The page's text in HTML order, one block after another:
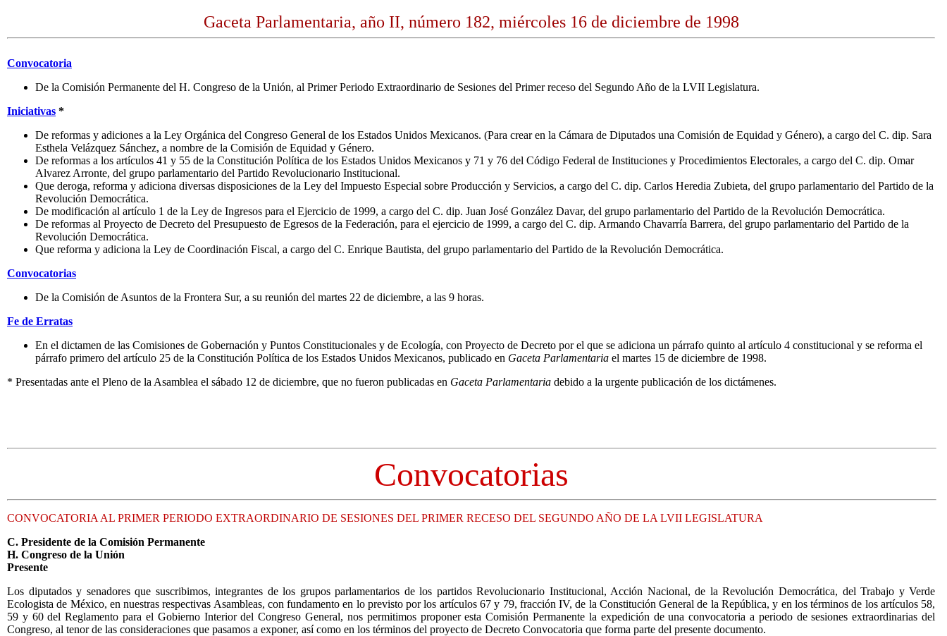
Gaceta Parlamentaria, año II, número 182, miércoles 16 de diciembre de 1998
Convocatoria
De la Comisión Permanente del H. Congreso de la Unión, al Primer Periodo Extraordinario de Sesiones del Primer receso del Segundo Año de la LVII Legislatura.
Iniciativas *
De reformas y adiciones a la Ley Orgánica del Congreso General de los Estados Unidos Mexicanos. (Para crear en la Cámara de Diputados una Comisión de Equidad y Género), a cargo del C. dip. Sara
Esthela Velázquez Sánchez, a nombre de la Comisión de Equidad y Género.
De reformas a los artículos 41 y 55 de la Constitución Política de los Estados Unidos Mexicanos y 71 y 76 del Código Federal de Instituciones y Procedimientos Electorales, a cargo del C. dip. Omar
Alvarez Arronte, del grupo parlamentario del Partido Revolucionario Institucional.
Que deroga, reforma y adiciona diversas disposiciones de la Ley del Impuesto Especial sobre Producción y Servicios, a cargo del C. dip. Carlos Heredia Zubieta, del grupo parlamentario del Partido de la
Revolución Democrática.
De modificación al artículo 1 de la Ley de Ingresos para el Ejercicio de 1999, a cargo del C. dip. Juan José González Davar, del grupo parlamentario del Partido de la Revolución Democrática.
De reformas al Proyecto de Decreto del Presupuesto de Egresos de la Federación, para el ejercicio de 1999, a cargo del C. dip. Armando Chavarría Barrera, del grupo parlamentario del Partido de la
Revolución Democrática.
Que reforma y adiciona la Ley de Coordinación Fiscal, a cargo del C. Enrique Bautista, del grupo parlamentario del Partido de la Revolución Democrática.
Convocatorias
De la Comisión de Asuntos de la Frontera Sur, a su reunión del martes 22 de diciembre, a las 9 horas.
Fe de Erratas
En el dictamen de las Comisiones de Gobernación y Puntos Constitucionales y de Ecología, con Proyecto de Decreto por el que se adiciona un párrafo quinto al artículo 4 constitucional y se reforma el
párrafo primero del artículo 25 de la Constitución Política de los Estados Unidos Mexicanos, publicado en Gaceta Parlamentaria el martes 15 de diciembre de 1998.
* Presentadas ante el Pleno de la Asamblea el sábado 12 de diciembre, que no fueron publicadas en Gaceta Parlamentaria debido a la urgente publicación de los dictámenes.
Convocatorias
CONVOCATORIA AL PRIMER PERIODO EXTRAORDINARIO DE SESIONES DEL PRIMER RECESO DEL SEGUNDO AÑO DE LA LVII LEGISLATURA
C. Presidente de la Comisión Permanente
H. Congreso de la Unión
Presente
Los diputados y senadores que suscribimos, integrantes de los grupos parlamentarios de los partidos Revolucionario Institucional, Acción Nacional, de la Revolución Democrática, del Trabajo y Verde
Ecologista de México, en nuestras respectivas Asambleas, con fundamento en lo previsto por los artículos 67 y 79, fracción IV, de la Constitución General de la República, y en los términos de los artículos 58,
59 y 60 del Reglamento para el Gobierno Interior del Congreso General, nos permitimos proponer esta Comisión Permanente la expedición de una convocatoria a periodo de sesiones extraordinarias del
Congreso, al tenor de las consideraciones que pasamos a exponer, así como en los términos del proyecto de Decreto Convocatoria que forma parte del presente documento.